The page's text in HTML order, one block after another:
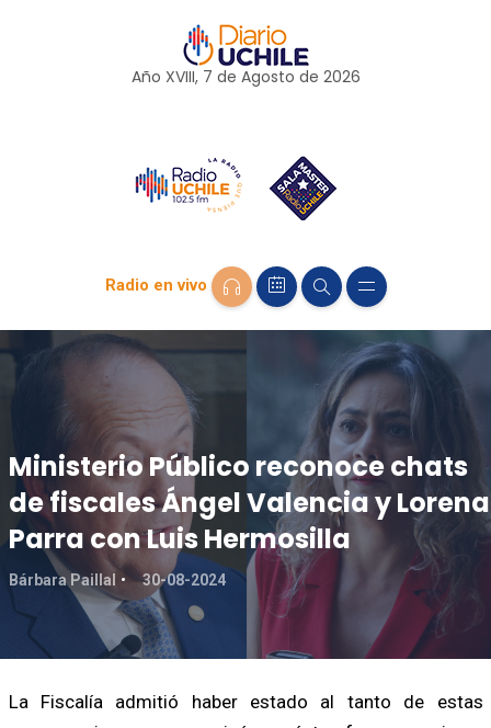
Año XVIII, 7 de Agosto de 2026
Radio en vivo
Ministerio Público reconoce chats
de fiscales Ángel Valencia y Lorena
Parra con Luis Hermosilla
Bárbara Paillal 30-08-2024
La Fiscalía admitió haber estado al tanto de estas